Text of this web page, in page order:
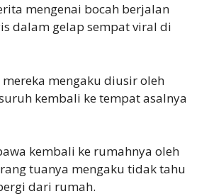
mengenai bocah berjalan
dalam gelap sempat viral di
mengaku diusir oleh
kembali ke tempat asalnya
kembali ke rumahnya oleh
tuanya mengaku tidak tahu
dari rumah.